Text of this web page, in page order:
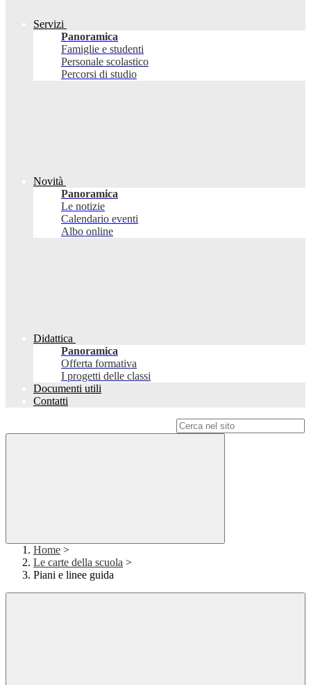
Servizi
Panoramica
Famiglie e studenti
Personale scolastico
Percorsi di studio
Novità
Panoramica
Le notizie
Calendario eventi
Albo online
Didattica
Panoramica
Offerta formativa
I progetti delle classi
Documenti utili
Contatti
Home >
Le carte della scuola >
Piani e linee guida